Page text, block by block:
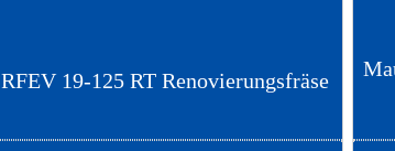
RFEV 19-125 RT Renovierungsfräse